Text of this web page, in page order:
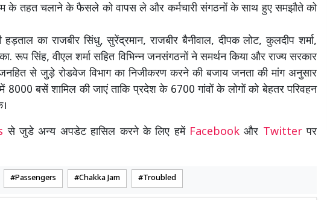
के तहत चलाने के फैसले को वापस ले और कर्मचारी संगठनों के साथ हुए समझौते को
हड़ताल का राजबीर सिंधु, सुरेंद्रमान, राजबीर बैनीवाल, दीपक लोट, कुलदीप शर्मा,
रूप सिंह, वीएल शर्मा सहित विभिन्न जनसंगठनों ने समर्थन किया और राज्य सरकार
से जुड़े रोडवेज विभाग का निजीकरण करने की बजाय जनता की मांग अनुसार
बसें शामिल की जाएं ताकि प्रदेश के 6700 गांवों के लोगों को बेहतर परिवहन
से जुडे अन्य अपडेट हासिल करने के लिए हमें Facebookऔर Twitterपर
Passengers Chakka Jam Troubled